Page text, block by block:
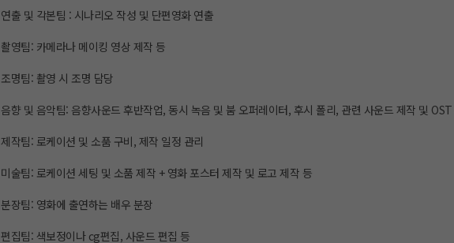
연출 및 각본팀 : 시나리오 작성 및 단편영화 연출
촬영팀: 카메라나 메이킹 영상 제작 등
조명팀: 촬영 시 조명 담당
음향 및 음악팀: 음향사운드 후반작업, 동시 녹음 및 붐 오퍼레이터, 후시 폴리, 관련 사운드 제작 및
제작팀: 로케이션 및 소품 구비, 제작 일정 관리
미술팀: 로케이션 세팅 및 소품 제작 + 영화 포스터 제작 및 로고 제작 등
분장팀: 영화에 출연하는 배우 분장
편집팀: 색보정이나 cg편집, 사운드 편집 등